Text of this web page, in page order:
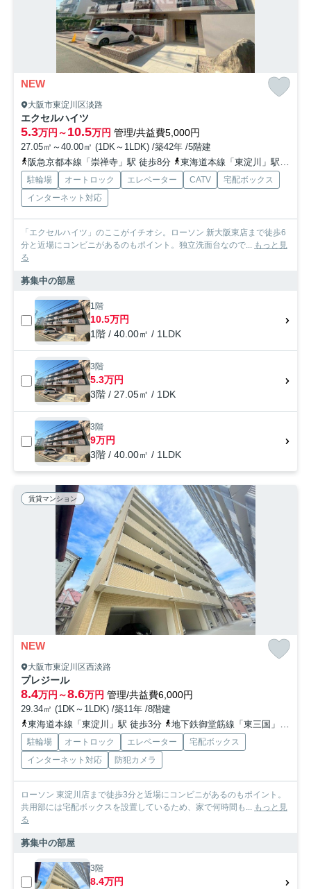
NEW
大阪市東淀川区淡路
エクセルハイツ
5.3万円～10.5万円 管理/共益費5,000円
27.05㎡～40.00㎡ (1DK～1LDK) /築42年 /5階建
阪急京都本線「崇禅寺」駅 徒歩8分
東海道本線「東淀川」駅 徒歩10分
駐輪場 オートロック エレベーター CATV
宅配ボックス
インターネット対応
「エクセルハイツ」のここがイチオシ。ローソン 新大阪東店まで徒歩6
分と近場にコンビニがあるのもポイント。独立洗面台なので... もっと見
る
募集中の部屋
1階
10.5万円
1階 / 40.00㎡ / 1LDK
3階
5.3万円
3階 / 27.05㎡ / 1DK
3階
9万円
3階 / 40.00㎡ / 1LDK
賃貸マンション
NEW
大阪市東淀川区西淡路
プレジール
8.4万円～8.6万円 管理/共益費6,000円
29.34㎡ (1DK～1LDK) /築11年 /8階建
東海道本線「東淀川」駅 徒歩3分
地下鉄御堂筋線「東三国」駅 徒歩10分
駐輪場 オートロック エレベーター
宅配ボックス
インターネット対応
防犯カメラ
ローソン 東淀川店まで徒歩3分と近場にコンビニがあるのもポイント。
共用部には宅配ボックスを設置しているため、家で何時間も...
もっと見
る
募集中の部屋
3階
8.4万円